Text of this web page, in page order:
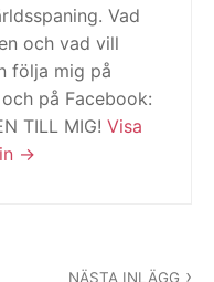
Vad
och vad vill
följa mig på
på Facebook:
TILL MIG! Visa
NÄSTA INLÄGG